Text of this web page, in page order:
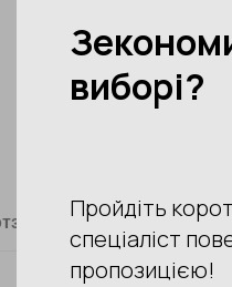
или комментарий